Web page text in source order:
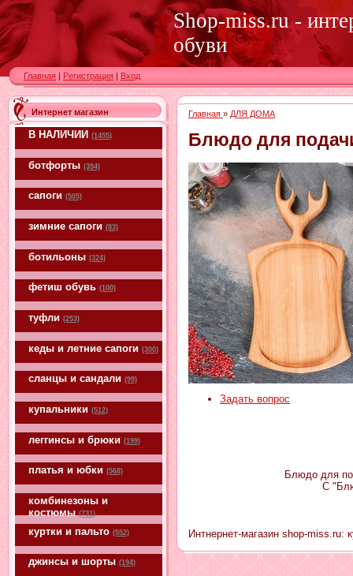
Shop-miss.ru -
обуви
Главная | Регистрация | Вход
Интернет магазин
В НАЛИЧИИ (1455)
ботфорты (394)
сапоги (505)
зимние сапоги (83)
ботильоны (324)
фетиш обувь (100)
туфли (253)
кеды и летние сапоги (300)
сланцы и сандали (99)
купальники (512)
леггинсы и брюки (199)
платья и юбки (568)
комбинезоны и
костюмы (731)
куртки и пальто (552)
джинсы и шорты (194)
Главная » ДЛЯ ДОМА
Блюдо для
Задать вопрос
Блюдо для
С
Интнернет-магазин shop-